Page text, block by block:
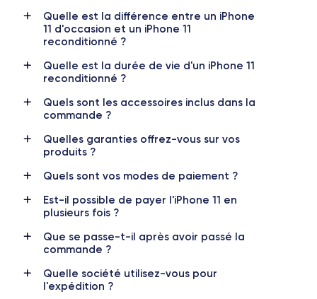
Dimensions
150x75.7x8.3 mm
Poids
Écran
IPS LCD 6.1 pouces
Résolution écran
Nom de la puce
Apple A13 Bionic
Nom GPU
GPU 4 cœurs
Fréq. processeur
Caméra
Résolution vidéo
Quelle est la différence entre un iPhone
11 d'occasion et un iPhone 11
reconditionné ?
Quelle est la durée de vie d'un iPhone 11
reconditionné ?
Quels sont les accessoires inclus dans la
commande ?
Quelles garanties offrez-vous sur vos
produits ?
Quels sont vos modes de paiement ?
Est-il possible de payer l'iPhone 11 en
plusieurs fois ?
Que se passe-t-il après avoir passé la
commande ?
Quelle société utilisez-vous pour
l'expédition ?